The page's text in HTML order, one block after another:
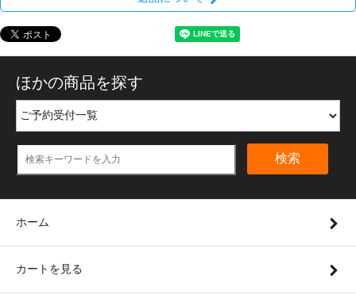
ほかの商品を探す
検索
ホーム
カートを見る